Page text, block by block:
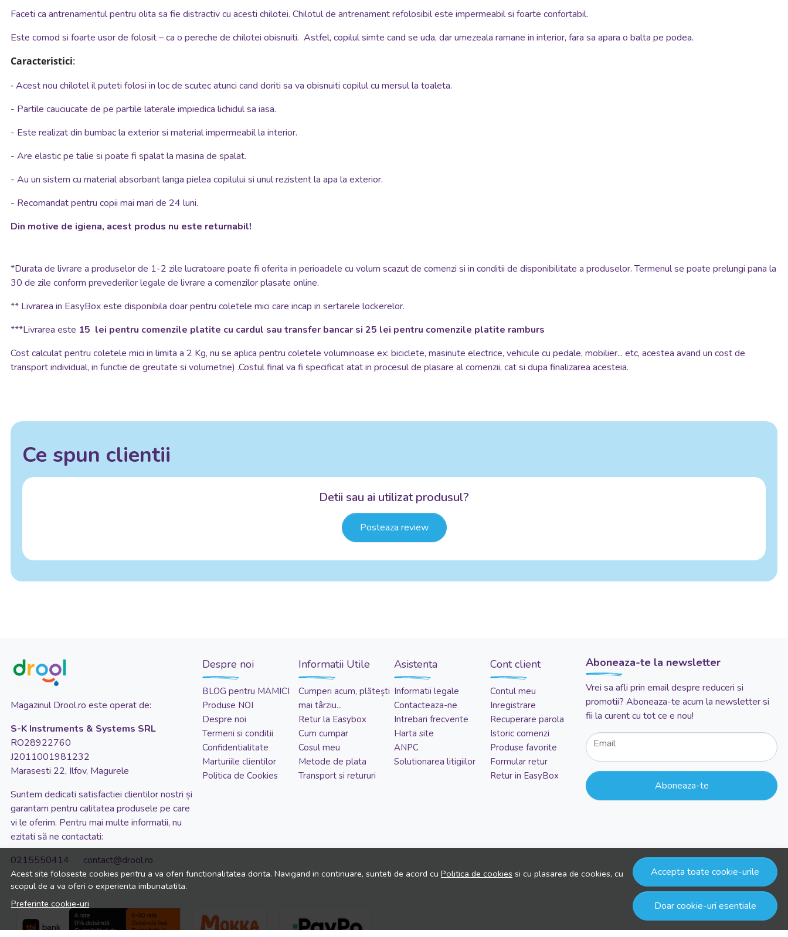
Faceti ca antrenamentul pentru olita sa fie distractiv cu acesti chilotei. Chilotul de antrenament refolosibil este impermeabil si foarte confortabil.
Este comod si foarte usor de folosit – ca o pereche de chilotei obisnuiti. Astfel, copilul simte cand se uda, dar umezeala ramane in interior, fara sa apara o balta pe podea.
Caracteristici:
-Acest nou chilotel il puteti folosi in loc de scutec atunci cand doriti sa va obisnuiti copilul cu mersul la toaleta.
- Partile cauciucate de pe partile laterale impiedica lichidul sa iasa.
- Este realizat din bumbac la exterior si material impermeabil la interior.
- Are elastic pe talie si poate fi spalat la masina de spalat.
- Au un sistem cu material absorbant langa pielea copilului si unul rezistent la apa la exterior.
- Recomandat pentru copii mai mari de 24 luni.
Din motive de igiena, acest produs nu este returnabil!
*Durata de livrare a produselor de 1-2 zile lucratoare poate fi oferita in perioadele cu volum scazut de comenzi si in conditii de disponibilitate a produselor. Termenul se poate prelungi pana la
30 de zile conform prevederilor legale de livrare a comenzilor plasate online.
** Livrarea in EasyBox este disponibila doar pentru coletele mici care incap in sertarele lockerelor.
***Livrarea este 15 lei pentru comenzile platite cu cardul sau transfer bancar si 25 lei pentru comenzile platite ramburs
Cost calculat pentru coletele mici in limita a 2 Kg, nu se aplica pentru coletele voluminoase ex: biciclete, masinute electrice, vehicule cu pedale, mobilier... etc, acestea avand un cost de
transport individual, in functie de greutate si volumetrie) .Costul final va fi specificat atat in procesul de plasare al comenzii, cat si dupa finalizarea acesteia.
Ce spun clientii
Detii sau ai utilizat produsul?
Posteaza review
Acest site foloseste cookies pentru a va oferi functionalitatea dorita. Navigand in continuare, sunteti de acord cu Politica de cookies si cu plasarea de cookies, cu
scopul de a va oferi o experienta imbunatatita.
Preferinte cookie-uri
Accepta toate cookie-urile
Doar cookie-uri esentiale
Magazinul Drool.ro este operat de:
S-K Instruments & Systems SRL
RO28922760
J2011001981232
Marasesti 22, Ilfov, Magurele
Suntem dedicati satisfactiei clientilor nostri și
garantam pentru calitatea produsele pe care
vi le oferim. Pentru mai multe informatii, nu
ezitati să ne contactati:
0215550414 contact@drool.ro
Despre noi
BLOG pentru MAMICI
Produse NOI
Despre noi
Termeni si conditii
Confidentialitate
Marturiile clientilor
Politica de Cookies
Informatii Utile
Cumperi acum, plătești
mai târziu...
Retur la Easybox
Cum cumpar
Cosul meu
Metode de plata
Transport si retururi
Asistenta
Informatii legale
Contacteaza-ne
Intrebari frecvente
Harta site
ANPC
Solutionarea litigiilor
Cont client
Contul meu
Inregistrare
Recuperare parola
Istoric comenzi
Produse favorite
Formular retur
Retur in EasyBox
Aboneaza-te la newsletter
Vrei sa afli prin email despre reduceri si
promotii? Aboneaza-te acum la newsletter si
fii la curent cu tot ce e nou!
Email
Aboneaza-te